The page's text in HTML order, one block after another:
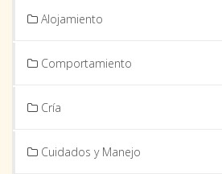
Alojamiento
Comportamiento
Cría
Cuidados y Manejo